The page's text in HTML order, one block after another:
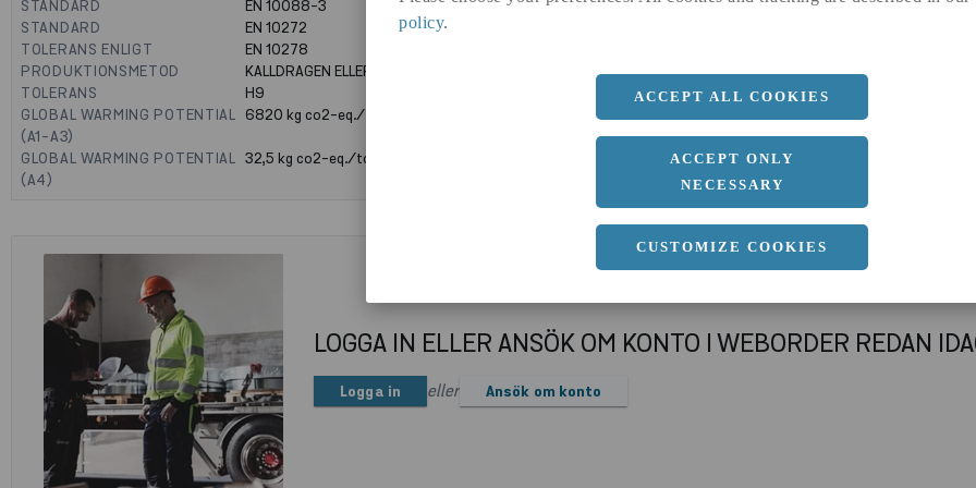
policy.
ACCEPT ALL COOKIES
ACCEPT ONLY
NECESSARY
CUSTOMIZE COOKIES
STANDARD
EN 10088-3
STANDARD
EN 10272
TOLERANS ENLIGT
EN 10278
PRODUKTIONSMETOD
KALLDRAGEN ELLER SLIPAD
TOLERANS
H9
GLOBAL WARMING POTENTIAL
(A1-A3)
6820kg co2-eq./ton
GLOBAL WARMING POTENTIAL
(A4)
32,5kg co2-eq./ton
Längd
3000 MM
LOGGA IN ELLER ANSÖK OM KONTO I WEBORDER REDAN
Logga in eller Ansök om konto